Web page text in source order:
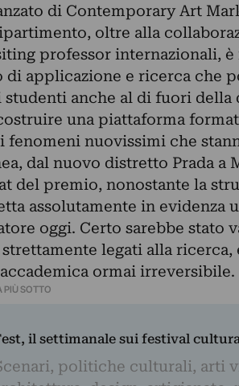
di Contemporary Art
oltre alla
professor internazionali,
di applicazione e ricerca che
studenti anche al di fuori
una piattaforma
nuovissimi che
dal nuovo distretto Prada a
del premio, nonostante la
assolutamente in evidenza
oggi. Certo sarebbe stato
legati alla
ormai irreversibile.
PIÙ SOTTO
il settimanale sui festival
politiche culturali, arti